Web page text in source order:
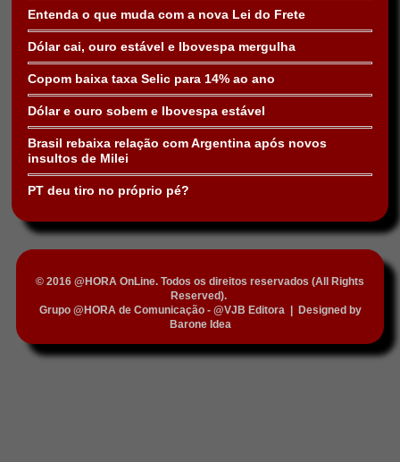
Entenda o que muda com a nova Lei do Frete
Dólar cai, ouro estável e Ibovespa mergulha
Copom baixa taxa Selic para 14% ao ano
Dólar e ouro sobem e Ibovespa estável
Brasil rebaixa relação com Argentina após novos
insultos de Milei
PT deu tiro no próprio pé?
© 2016 @HORA OnLine. Todos os direitos reservados (All Rights
Reserved).
Grupo @HORA de Comunicação - @VJB Editora|
Designed by
Barone Idea